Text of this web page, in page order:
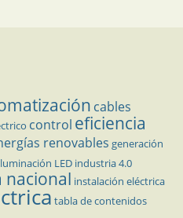
cables
control eficiencia
renovables generación
LED industria 4.0
nacional instalación eléctrica
tabla de contenidos